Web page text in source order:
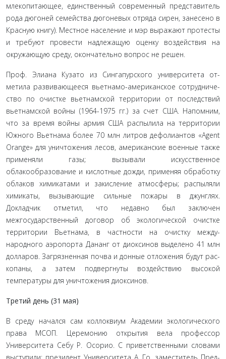
млекопитающее, единственный современный представитель
рода дюгоней семейства дюгоневых отряда сирен, занесено в
Красную книгу). Местное население и мэр выражают протесты
и требуют провести надлежащую оценку воздействия на
окружающую среду, окончательно вопрос не решен.
Проф. Элиана Кузато из Сингапурского университета от­
метила развивающееся вьетнамо-американское сотрудниче­
ство по очистке вьетнамской территории от последствий
вьет­намской войны (1964-1975 гг.) за счет США. Напомним,
что за время войны армия США распылила на территории
Южного Вьетнама более 70 млн литров дефолиантов «Agent
Orange» для уничтожения лесов, американские военные также
при­меняли газы; вызывали искусственное
облакообразование и кислотные дожди, применяя обработку
облаков химикатами и закисление атмосферы; распыляли
химикаты, вызывающие сильные пожары в джунглях.
Докладчик отметил, что недавно был заключен
межгосударственный договор об экологической очистке
территории Вьетнама, в частности на очистку между­
народного аэропорта Дананг от диоксинов выделено 41 млн
долларов. Загрязненная почва и донные отложения будут рас­
копаны, а затем подвергнуты воздействию высокой
температу­ры для уничтожения диоксинов.
Третий день (31 мая)
В среду начался сам коллоквиум Академии экологиче­ского
права МСОП. Церемонию открытия вела профессор
Университета Себу Р. Осорио. С приветственными словами